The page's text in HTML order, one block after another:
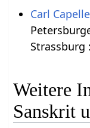
Carl
Strassburg
Weitere
Sanskrit